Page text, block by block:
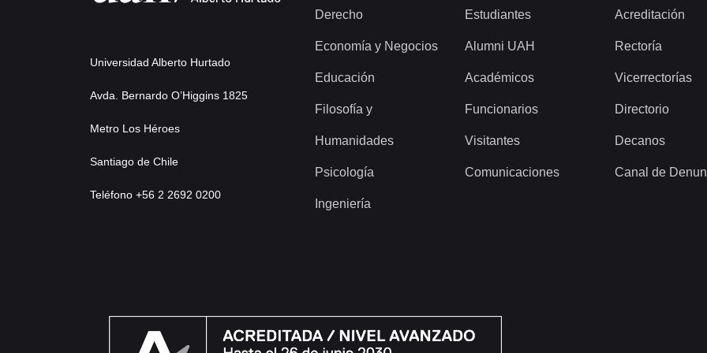
Universidad Alberto Hurtado
Avda. Bernardo O’Higgins 1825
Metro Los Héroes
Santiago de Chile
Teléfono +56 2 2692 0200
Derecho
Economía y Negocios
Educación
Filosofía y
Humanidades
Psicología
Ingeniería
Estudiantes
Alumni UAH
Académicos
Funcionarios
Visitantes
Comunicaciones
Acreditación
Rectoría
Vicerrectorías
Directorio
Decanos
Canal de